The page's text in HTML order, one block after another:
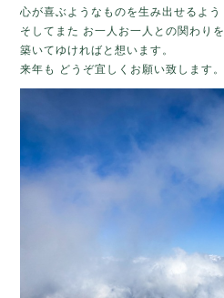
心が喜ぶようなものを生み出せるよう
そしてまた お一人お一人との関わりを
築いてゆければと想います。
来年も どうぞ宜しくお願い致します。